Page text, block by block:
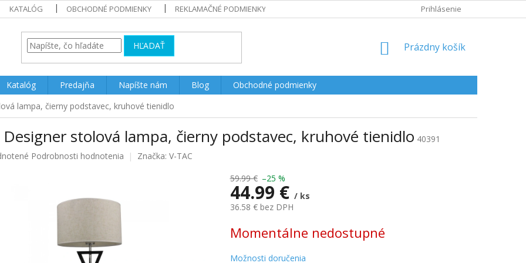
KATALÓG OBCHODNÉ PODMIENKY REKLAMAČNÉ PODMIENKY Prihlásenie
HĽADAŤ
NÁKUPNÝ
Prázdny košík
Katalóg Predajňa Napíšte nám Blog
Obchodné podmienky
lampa, čierny podstavec, kruhové tienidlo
Designer stolová lampa, čierny podstavec, kruhové tienidlo 40391
Podrobnosti hodnotenia Značka: V-TAC
59.99 € –25 %
44.99 € / ks
36.58 € bez DPH
cena:
Momentálne nedostupné
Možnosti doručenia